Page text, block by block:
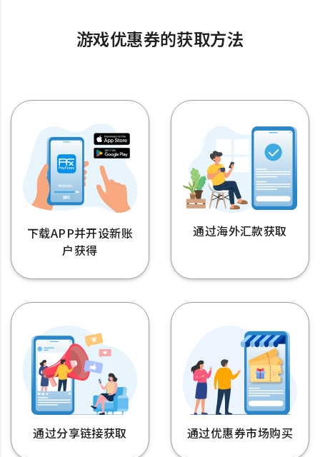
游戏优惠券的获取方法
下载APP并开设新账
户获得
通过海外汇款获取
通过分享链接获取 通过优惠券市场购买